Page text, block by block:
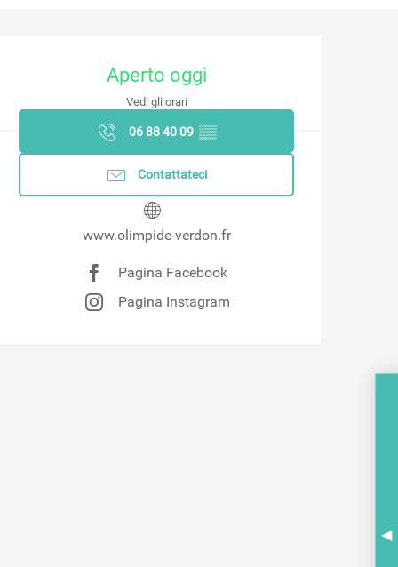
e contatti
Aperto oggi
Vedi gli orari
06 88 40 09 ▒▒
Contattateci
www.olimpide-verdon.fr
Pagina Facebook
Pagina Instagram